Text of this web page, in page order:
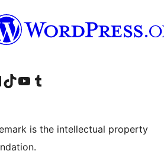
जाएँ
हमारे टिकटॉक खाते पर जाएँहमारे यूट्यूब चैनल पर जाएंहमारे Tumblr खाते पर जाएँ
is the intellectual property